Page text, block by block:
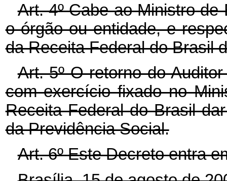
Art. 4º Cabe ao Ministro
o órgão ou entidade, e
da Receita Federal do Brasil
Art. 5º O retorno do
com exercício fixado no
Receita Federal do Brasil
da Previdência Social.
Art. 6º Este Decreto entra